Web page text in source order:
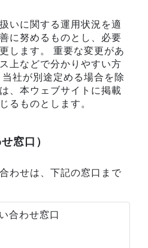
いに関する運用状況を適
に努めるものとし、必要
します。 重要な変更があ
上などで分かりやすい方
社が別途定める場合を除
、本ウェブサイトに掲載
るものとします。
窓口）
わせは、下記の窓口まで
合わせ窓口